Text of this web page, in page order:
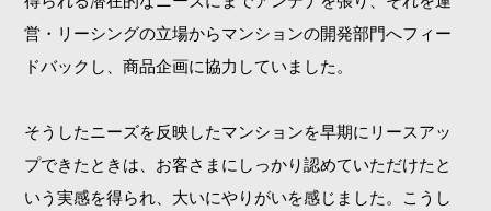
営・リーシングの立場からマンションの開発部門へフィー
ドバックし、商品企画に協力していました。
そうしたニーズを反映したマンションを早期にリースアッ
プできたときは、お客さまにしっかり認めていただけたと
いう実感を得られ、大いにやりがいを感じました。こうし